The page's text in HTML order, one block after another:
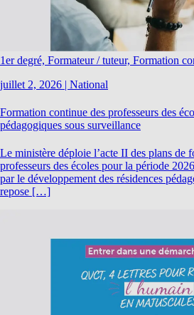
1er degré, Formateur / tuteur, Formation
juillet 2, 2026 | National
Formation continue des professeurs des
pédagogiques sous surveillance
Le ministère déploie l’acte II des plans de
professeurs des écoles pour la période
par le développement des résidences
repose […]